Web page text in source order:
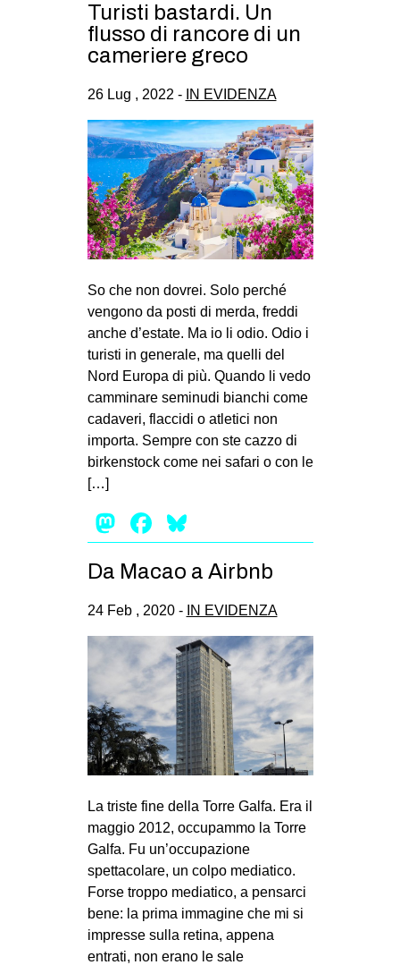
Turisti bastardi. Un
flusso di rancore di un
cameriere greco
26 Lug , 2022 - IN EVIDENZA
So che non dovrei. Solo perché
vengono da posti di merda, freddi
anche d’estate. Ma io li odio. Odio i
turisti in generale, ma quelli del
Nord Europa di più. Quando li vedo
camminare seminudi bianchi come
cadaveri, flaccidi o atletici non
importa. Sempre con ste cazzo di
birkenstock come nei safari o con le
[…]
Mastodon
Facebook
Da Macao a Airbnb
24 Feb , 2020 - IN EVIDENZA
La triste fine della Torre Galfa. Era il
maggio 2012, occupammo la Torre
Galfa. Fu un’occupazione
spettacolare, un colpo mediatico.
Forse troppo mediatico, a pensarci
bene: la prima immagine che mi si
impresse sulla retina, appena
entrati, non erano le sale